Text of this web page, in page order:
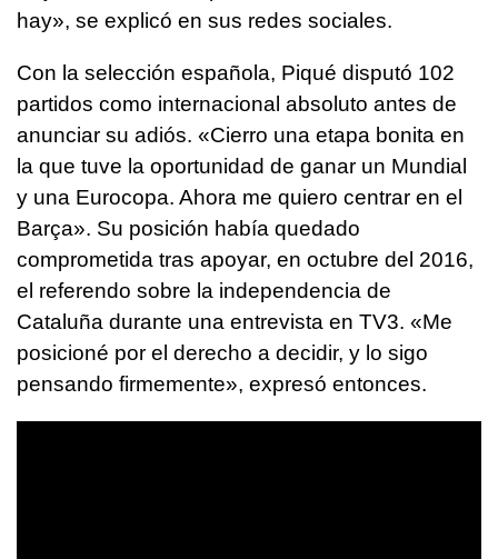
hay», se explicó en sus redes sociales.
Con la selección española, Piqué disputó 102
partidos como internacional absoluto antes de
anunciar su adiós. «Cierro una etapa bonita en
la que tuve la oportunidad de ganar un Mundial
y una Eurocopa. Ahora me quiero centrar en el
Barça». Su posición había quedado
comprometida tras apoyar, en octubre del 2016,
el referendo sobre la independencia de
Cataluña durante una entrevista en TV3. «Me
posicioné por el derecho a decidir, y lo sigo
pensando firmemente», expresó entonces.